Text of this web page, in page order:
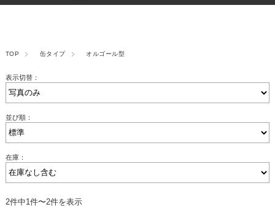
TOP 缶タイプ オルゴール型
表示切替：
並び順：
在庫：
2件中1件〜2件を表示